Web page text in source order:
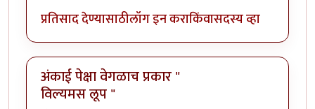
प्रतिसाद देण्यासाठीलॉग इन कराकिंवासदस्य व्हा
अंकाई पेक्षा वेगळाच प्रकार "
विल्यमस लूप "